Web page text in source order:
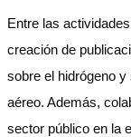
Entre las
creación de
sobre el hidrógeno
aéreo. Además,
sector público en la